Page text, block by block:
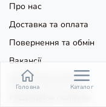
Про нас
Доставка та оплата
Повернення та обмін
Вакансії
Зворотний зв'язок
Головна Каталог